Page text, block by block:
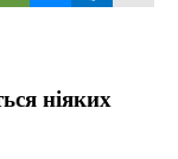
ніяких